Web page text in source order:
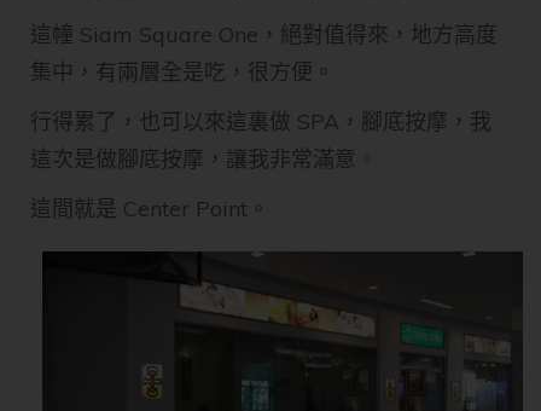
這幢 Siam Square One，絕對值得來，地方高度
集中，有兩層全是吃，很方便。
行得累了，也可以來這裏做 SPA，腳底按摩，我
這次是做腳底按摩，讓我非常滿意。
這間就是 Center Point。